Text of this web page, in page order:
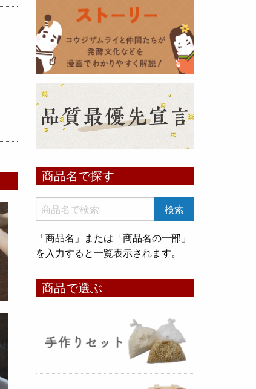
や栄養価には問題ありませんので
お早めにどうぞ・・・
甘酒 生スティック新発売！
（2025年11月11日）
いめ甘酒 30g』と『オートミー
プをリリース致しました。何処へ
でも持ち運びが出来て、非常に便
利です！
た！（2025年08月12日）
商品名で探す
「商品名」または「商品名の一部」
を入力すると一覧表示されます。
商品で選ぶ